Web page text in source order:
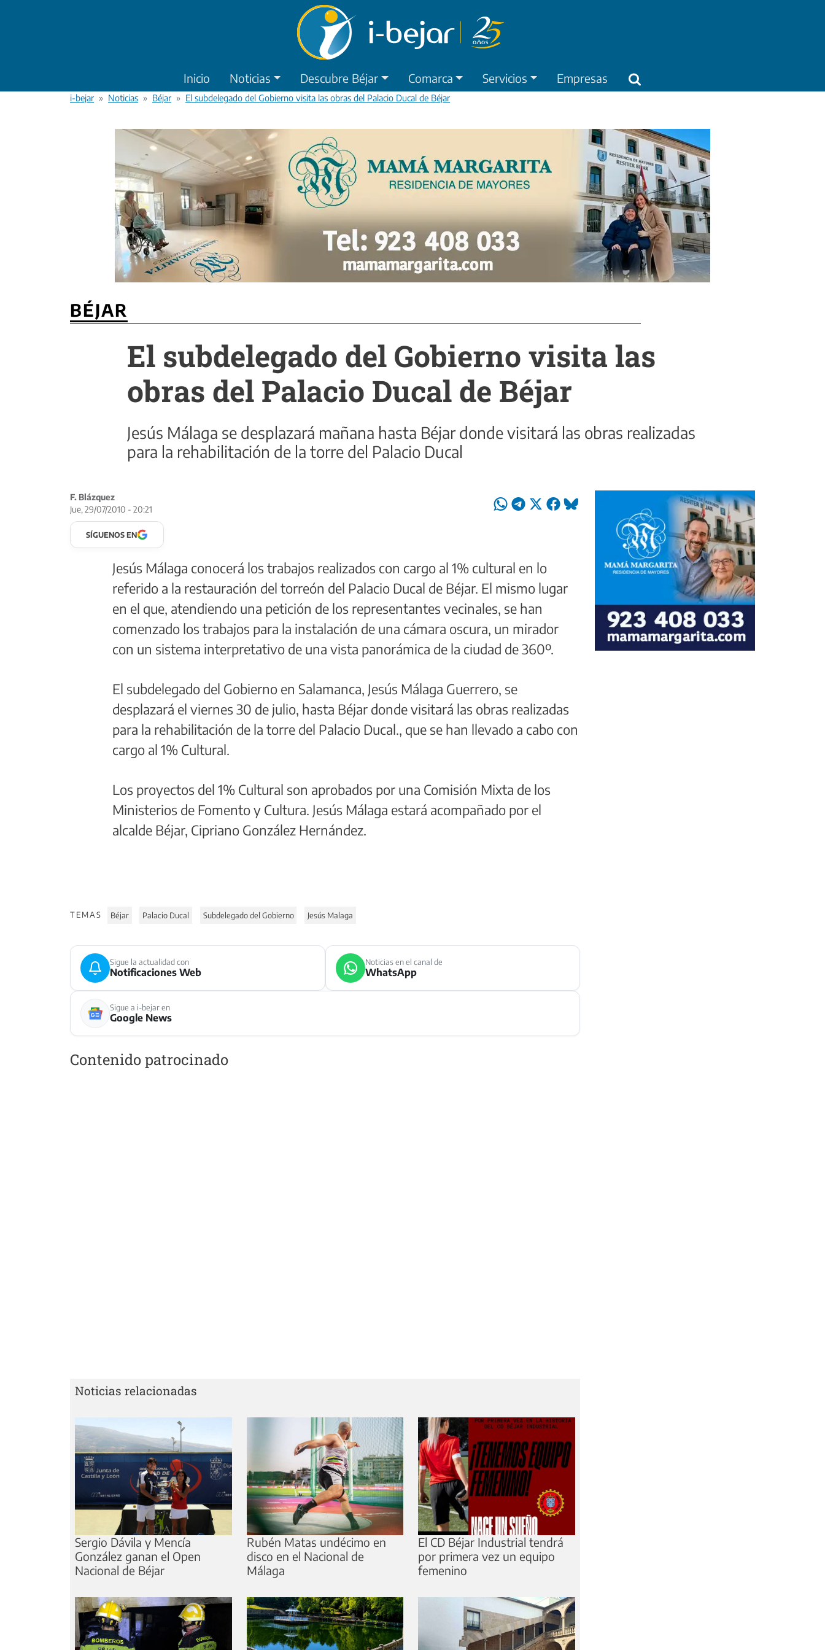
Inicio Noticias Descubre Béjar Comarca Servicios Empresas
i-bejar Noticias Béjar El subdelegado del Gobierno visita las obras del Palacio Ducal de Béjar
BÉJAR
El subdelegado del Gobierno visita las
obras del Palacio Ducal de Béjar
Jesús Málaga se desplazará mañana hasta Béjar donde visitará las obras realizadas
para la rehabilitación de la torre del Palacio Ducal
F. Blázquez
Jue, 29/07/2010 - 20:21
SÍGUENOS EN
Jesús Málaga conocerá los trabajos realizados con cargo al 1% cultural en lo
referido a la restauración del torreón del Palacio Ducal de Béjar. El mismo lugar
en el que, atendiendo una petición de los representantes vecinales, se han
comenzado los trabajos para la instalación de una cámara oscura, un mirador
con un sistema interpretativo de una vista panorámica de la ciudad de 360º.
El subdelegado del Gobierno en Salamanca, Jesús Málaga Guerrero, se
desplazará el viernes 30 de julio, hasta Béjar donde visitará las obras realizadas
para la rehabilitación de la torre del Palacio Ducal., que se han llevado a cabo con
cargo al 1% Cultural.
Los proyectos del 1% Cultural son aprobados por una Comisión Mixta de los
Ministerios de Fomento y Cultura. Jesús Málaga estará acompañado por el
alcalde Béjar, Cipriano González Hernández.
TEMAS Béjar Palacio Ducal Subdelegado del Gobierno Jesús Malaga
Sigue la actualidad con
Notificaciones Web
Noticias en el canal de
WhatsApp
Sigue a i-bejar en
Google News
Contenido patrocinado
Noticias relacionadas
Sergio Dávila y Mencía
González ganan el Open
Nacional de Béjar
Rubén Matas undécimo en
disco en el Nacional de
Málaga
El CD Béjar Industrial tendrá
por primera vez un equipo
femenino